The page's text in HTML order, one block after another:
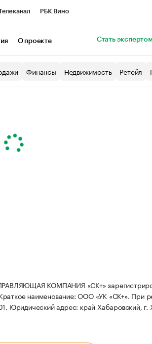
РБК Вино
О проекте Стать
Финансы Недвижимость Ретейл
КОМПАНИЯ «СК+»
наименование: ООО «УК «СК+». При
Юридический адрес: край Хабаровский,